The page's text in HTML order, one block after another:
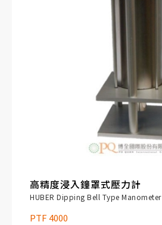
高精度浸入鐘罩式壓力計
HUBER Dipping Bell Type Manometer
PTF 4000